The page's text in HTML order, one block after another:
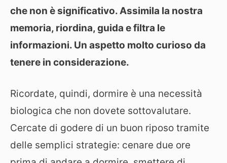
che non è significativo. Assimila la nostra
memoria, riordina, guida e filtra le
informazioni. Un aspetto molto curioso da
tenere in considerazione.
Ricordate, quindi, dormire è una necessità
biologica che non dovete sottovalutare.
Cercate di godere di un buon riposo tramite
delle semplici strategie: cenare due ore